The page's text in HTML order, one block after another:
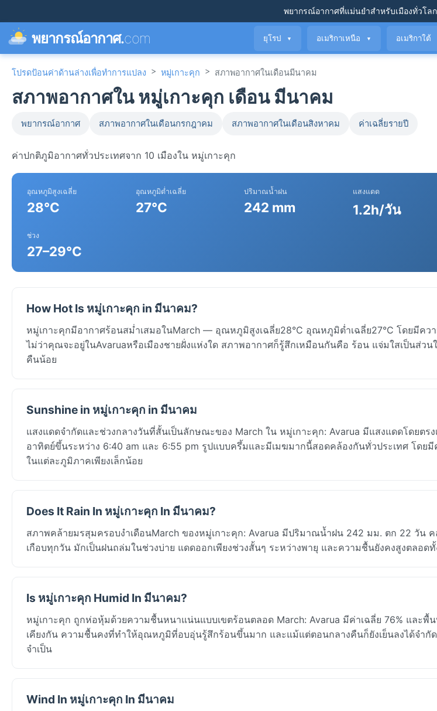
พยากรณ์อากาศที่แม่นยำสำหรับเมืองทั่วโลก
พยากรณ์อากาศ.com ยุโรป ▼ อเมริกาเหนือ ▼ อเมริกาใต้
โปรดป้อนค่าด้านล่างเพื่อทำการแปลง > หมู่เกาะคุก > สภาพอากาศในเดือนมีนาคม
สภาพอากาศใน หมู่เกาะคุก เดือน มีนาคม
พยากรณ์อากาศ สภาพอากาศในเดือนกรกฎาคม สภาพอากาศในเดือนสิงหาคม ค่าเฉลี่ยรายปี
ค่าปกติภูมิอากาศทั่วประเทศจาก 10 เมืองใน หมู่เกาะคุก
อุณหภูมิสูงเฉลี่ย
28°C
อุณหภูมิต่ำเฉลี่ย
27°C
ปริมาณน้ำฝน
242 mm
แสงแดด
1.2h/วัน
ช่วง
27–29°C
How Hot Is หมู่เกาะคุก in มีนาคม?
หมู่เกาะคุกมีอากาศร้อนสม่ำเสมอในMarch — อุณหภูมิสูงเฉลี่ย28°C อุณหภูมิต่ำเฉลี่ย27°C โดยมีคว
ไม่ว่าคุณจะอยู่ในAvaruaหรือเมืองชายฝั่งแห่งใด สภาพอากาศก็รู้สึกเหมือนกันคือ ร้อน แจ่มใสเป็นส่ว
คืนน้อย
Sunshine in หมู่เกาะคุก in มีนาคม
แสงแดดจำกัดและช่วงกลางวันที่สั้นเป็นลักษณะของ March ใน หมู่เกาะคุก: Avarua มีแสงแดดโดยตรง
อาทิตย์ขึ้นระหว่าง 6:40 am และ 6:55 pm รูปแบบครึ้มและมีเมฆมากนี้สอดคล้องกันทั่วประเทศ โดย
ในแต่ละภูมิภาคเพียงเล็กน้อย
Does It Rain In หมู่เกาะคุก In มีนาคม?
สภาพคล้ายมรสุมครอบงำเดือนMarch ของหมู่เกาะคุก: Avarua มีปริมาณน้ำฝน 242 มม. ตก 22 วัน
เกือบทุกวัน มักเป็นฝนถล่มในช่วงบ่าย แดดออกเพียงช่วงสั้นๆ ระหว่างพายุ และความชื้นยังคงสูงตลอดทั้
Is หมู่เกาะคุก Humid In มีนาคม?
หมู่เกาะคุก ถูกห่อหุ้มด้วยความชื้นหนาแน่นแบบเขตร้อนตลอด March: Avarua มีค่าเฉลี่ย 76% และพื้
เคียงกัน ความชื้นคงที่ทำให้อุณหภูมิที่อบอุ่นรู้สึกร้อนขึ้นมาก และแม้แต่ตอนกลางคืนก็ยังเย็นลงได้จำกัด
จำเป็น
Wind In หมู่เกาะคุก In มีนาคม